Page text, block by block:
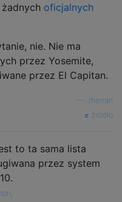
oficjalnych
nie. Nie ma
przez Yosemite,
przez El Capitan.
Jherran
źródło
to ta sama lista
przez system